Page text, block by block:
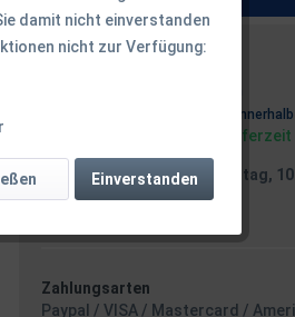
3,50 € *
Sofort versandfertig,
Versand am Montag,
Zahlungsarten
Paypal / VISA / Mastercard /
damit nicht einverstanden
nicht zur Verfügung:
Einverstanden